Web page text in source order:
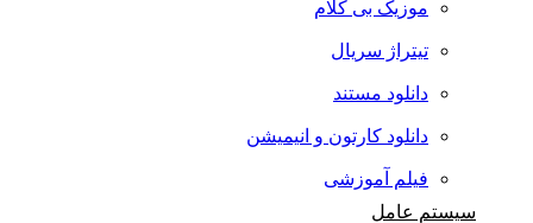
موزیک بی کلام
تیتراژ سریال
دانلود مستند
دانلود کارتون و انیمیشن
فیلم آموزشی
سیستم عامل